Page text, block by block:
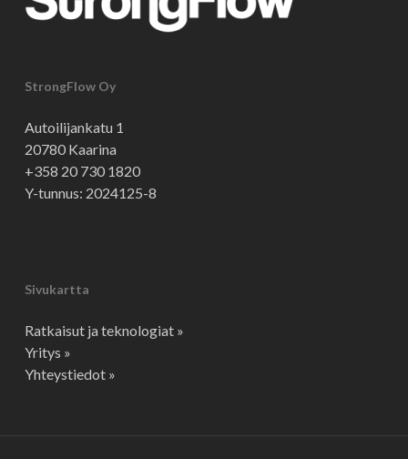
StrongFlow Oy
Autoilijankatu 1
20780 Kaarina
+358 20 730 1820
Y-tunnus: 2024125-8
Sivukartta
Ratkaisut ja teknologiat »
Yritys »
Yhteystiedot »